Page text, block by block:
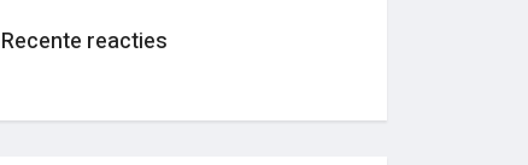
Recente reacties